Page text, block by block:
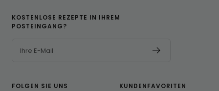
KOSTENLOSE REZEPTE IN IHREM
POSTEINGANG?
Ihre E-Mail
FOLGEN SIE UNS KUNDENFAVORITEN